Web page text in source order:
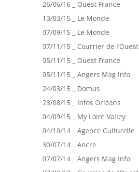
26/06/16 _ Ouest France
13/03/15 _ Le Monde
07/09/15 _ Le Monde
07/11/15 _ Courrier de l’Ouest
05/11/15 _ Ouest France
05/11/15 _ Angers Mag Info
24/03/15 _ Domus
23/08/15 _ Infos Orléans
04/09/15 _ My Loire Valley
04/10/14 _ Agence Culturelle
30/07/14 _ Ancre
07/07/14 _ Angers Mag Info